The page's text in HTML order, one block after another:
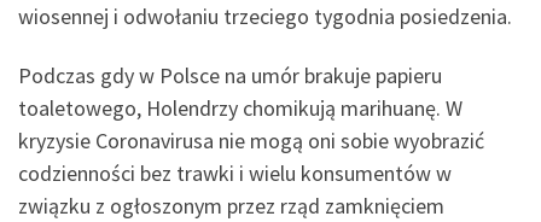
wiosennej i odwołaniu trzeciego tygodnia posiedzenia.
Podczas gdy w Polsce na umór brakuje papieru
toaletowego, Holendrzy chomikują marihuanę. W
kryzysie Coronavirusa nie mogą oni sobie wyobrazić
codzienności bez trawki i wielu konsumentów w
związku z ogłoszonym przez rząd zamknięciem